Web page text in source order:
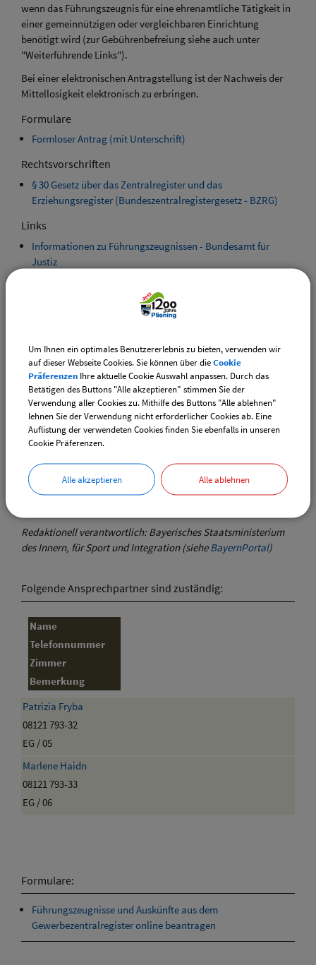
wenn das Führungszeugnis für eine ehrenamtliche Tätigkeit in
einer gemeinnützigen oder vergleichbaren Einrichtung
benötigt wird (zur Gebührenbefreiung siehe auch unter
"Weiterführende Links").
Bei einer elektronischen Antragstellung ist der Nachweis der
Mittellosigkeit elektronisch zu erbringen.
Formulare
Formloser Antrag (mit Unterschrift)
Rechtsvorschriften
§ 30 Gesetz über das Zentralregister und das
Erziehungsregister (Bundeszentralregistergesetz - BZRG)
Links
Informationen zu Führungszeugnissen - Bundesamt für
Justiz
Amtliche Beglaubigung; Einholung bei der Gemeinde oder
Führungszeugnis; Beantragung eines vergleichbaren
Nachweises durch Nicht-EU-Bürger
Führungszeugnis; Beantragung eines erweiterten
Führungszeugnisses
Führungszeugnis; Beantragung eines vergleichbaren
Nachweises durch EU-Bürger
Führungszeugnis; Beantragung eines Europäischen
Führungszeugnisses
Redaktionell verantwortlich: Bayerisches Staatsministerium
des Innern, für Sport und Integration (sieheBayernPortal)
Folgende Ansprechpartner sind zuständig:
Name
Telefonnummer
Zimmer
Bemerkung
Patrizia Fryba
08121 793-32
EG / 05
Marlene Haidn
08121 793-33
EG / 06
Formulare:
Führungszeugnisse und Auskünfte aus dem
Gewerbezentralregister online beantragen
Um Ihnen ein optimales Benutzererlebnis zu bieten, verwenden wir
auf dieser Webseite Cookies. Sie können über dieCookie
Präferenzen Ihre aktuelle Cookie Auswahl anpassen. Durch das
Betätigen des Buttons "Alle akzeptieren" stimmen Sie der
Verwendung aller Cookies zu. Mithilfe des Buttons "Alle ablehnen"
lehnen Sie der Verwendung nicht erforderlicher Cookies ab. Eine
Auflistung der verwendeten Cookies finden Sie ebenfalls in unseren
Cookie Präferenzen.
Alle akzeptieren Alle ablehnen